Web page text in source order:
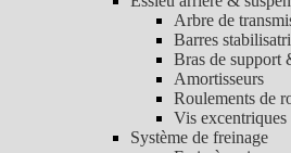
Arbre de
Barres
Bras de support
Amortisseurs
Roulements de
Vis excentriques
Système de freinage